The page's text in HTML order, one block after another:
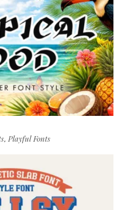
, Playful Fonts